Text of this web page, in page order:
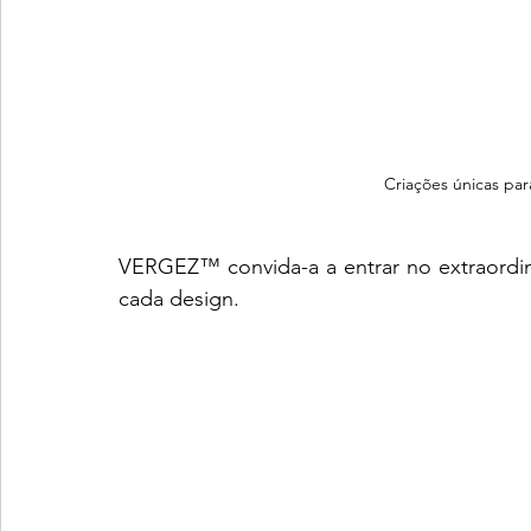
Criações únicas
VERGEZ™ convida-a a entrar no
cada design.